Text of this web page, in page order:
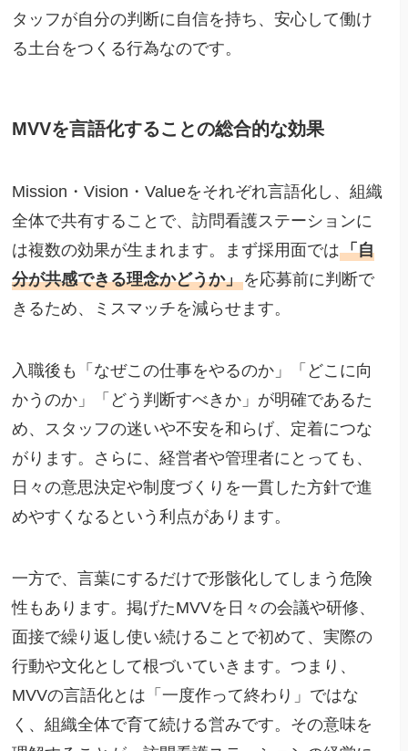
タッフが自分の判断に自信を持ち、安心して働け
る土台をつくる行為なのです。
MVVを言語化することの総合的な効果
Mission・Vision・Valueをそれぞれ言語化し、組織
全体で共有することで、訪問看護ステーションに
は複数の効果が生まれます。まず採用面では「自
分が共感できる理念かどうか」を応募前に判断で
きるため、ミスマッチを減らせます。
入職後も「なぜこの仕事をやるのか」「どこに向
かうのか」「どう判断すべきか」が明確であるた
め、スタッフの迷いや不安を和らげ、定着につな
がります。さらに、経営者や管理者にとっても、
日々の意思決定や制度づくりを一貫した方針で進
めやすくなるという利点があります。
一方で、言葉にするだけで形骸化してしまう危険
性もあります。掲げたMVVを日々の会議や研修、
面接で繰り返し使い続けることで初めて、実際の
行動や文化として根づいていきます。つまり、
MVVの言語化とは「一度作って終わり」ではな
く、組織全体で育て続ける営みです。その意味を